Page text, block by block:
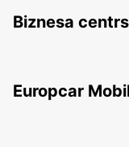
Biznesa centrs
Europcar